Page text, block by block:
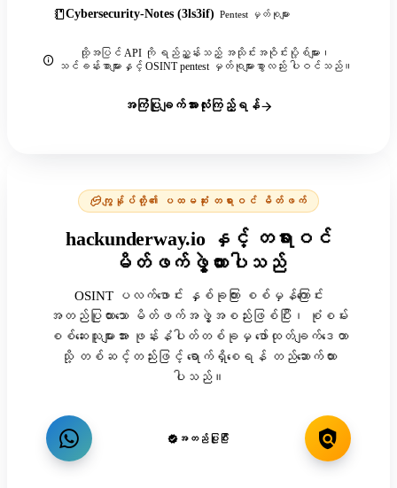
Cybersecurity-Notes (3ls3if) Pentest မှတ်စုများ
ထို့အပြင် API ကို ရည်ညွှန်းသည့် အသိုင်းအဝိုင်းပို့စ်များ၊
သင်ခန်းစာများနှင့် OSINT pentest မှတ်စုများစွာလည်း ပါဝင်သည်။
အကြံပြုချက်အားလုံးကြည့်ရန်
ကျွန်ုပ်တို့၏ ပထမဆုံး တရားဝင် မိတ်ဖက်
hackunderway.io နှင့် တရားဝင်
မိတ်ဖက်ဖွဲ့ထားပါသည်
OSINT ပလက်ဖောင်း နှစ်ခုကြား စစ်မှန်ကြောင်း
အတည်ပြုထားသော မိတ်ဖက်အဖွဲ့အစည်းဖြစ်ပြီး၊ စုံစမ်း
စစ်ဆေးသူများအား ဖုန်းနံပါတ်တစ်ခုမှ ဖော်ထုတ်ချက်ဒေတာ
သို့ တစ်ဆင့်တည်းဖြင့် ရောက်ရှိစေရန် တည်ဆောက်ထား
ပါသည်။
အတည်ပြုပြီး